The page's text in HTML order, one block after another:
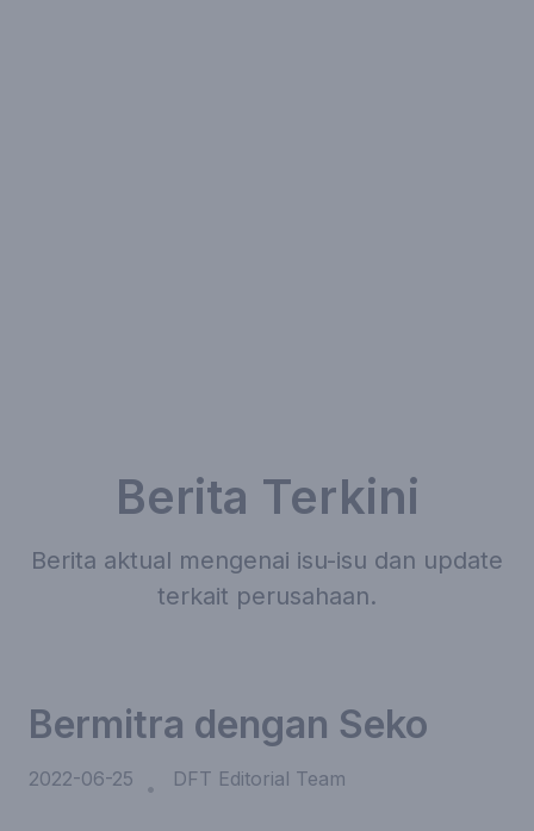
Berita Terkini
Berita aktual mengenai isu-isu dan update
terkait perusahaan.
Bermitra dengan Seko
2022-06-25 DFT Editorial Team